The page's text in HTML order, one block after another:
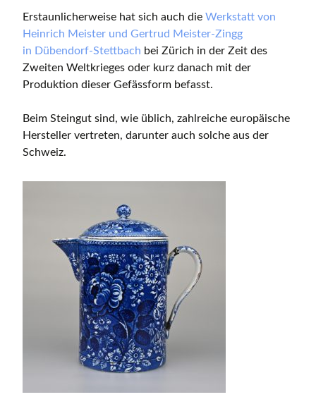
Erstaunlicherweise hat sich auch die Werkstatt von
Heinrich Meister und Gertrud Meister-Zingg
in Dübendorf-Stettbach bei Zürich in der Zeit des
Zweiten Weltkrieges oder kurz danach mit der
Produktion dieser Gefässform befasst.
Beim Steingut sind, wie üblich, zahlreiche europäische
Hersteller vertreten, darunter auch solche aus der
Schweiz.